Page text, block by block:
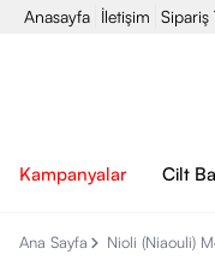
Anasayfa İletişim Sipariş
Kampanyalar Cilt
Ana Sayfa Nioli (Niaouli)